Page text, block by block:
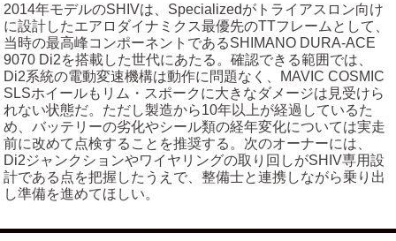
2014年モデルのSHIVは、Specializedがトライアスロン向け
に設計したエアロダイナミクス最優先のTTフレームとして、
当時の最高峰コンポーネントであるSHIMANO DURA-ACE
9070 Di2を搭載した世代にあたる。確認できる範囲では、
Di2系統の電動変速機構は動作に問題なく、MAVIC COSMIC
SLSホイールもリム・スポークに大きなダメージは見受けら
れない状態だ。ただし製造から10年以上が経過しているた
め、バッテリーの劣化やシール類の経年変化については実走
前に改めて点検することを推奨する。次のオーナーには、
Di2ジャンクションやワイヤリングの取り回しがSHIV専用設
計である点を把握したうえで、整備士と連携しながら乗り出
し準備を進めてほしい。